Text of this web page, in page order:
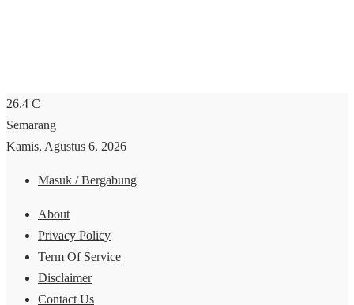
26.4 C
Semarang
Kamis, Agustus 6, 2026
Masuk / Bergabung
About
Privacy Policy
Term Of Service
Disclaimer
Contact Us